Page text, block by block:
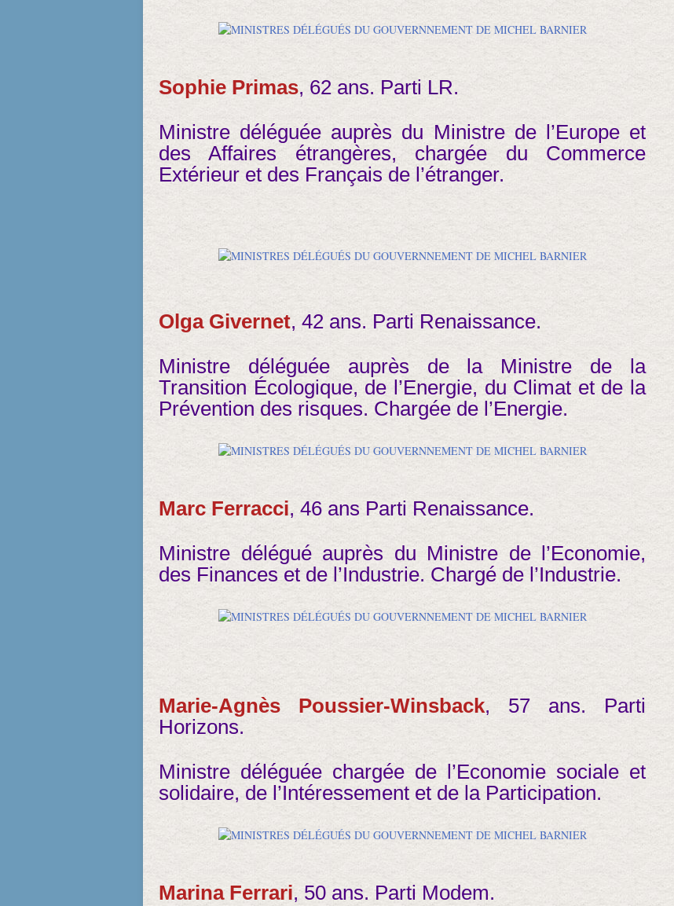
Sophie Primas, 62 ans. Parti LR.
Ministre déléguée auprès du Ministre de l’Europe et
des Affaires étrangères, chargée du Commerce
Extérieur et des Français de l’étranger.
Olga Givernet, 42 ans. Parti Renaissance.
Ministre déléguée auprès de la Ministre de la
Transition Écologique, de l’Energie, du Climat et de la
Prévention des risques. Chargée de l’Energie.
Marc Ferracci, 46 ans Parti Renaissance.
Ministre délégué auprès du Ministre de l’Economie,
des Finances et de l’Industrie. Chargé de l’Industrie.
Marie-Agnès Poussier-Winsback, 57 ans. Parti
Horizons.
Ministre déléguée chargée de l’Economie sociale et
solidaire, de l’Intéressement et de la Participation.
Marina Ferrari, 50 ans. Parti Modem.